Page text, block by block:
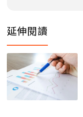
延伸閱讀